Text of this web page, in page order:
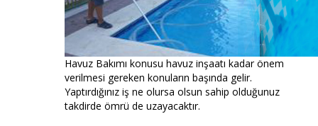
Havuz Bakımı konusu havuz inşaatı kadar önem
verilmesi gereken konuların başında gelir.
Yaptırdığınız iş ne olursa olsun sahip olduğunuz
takdirde ömrü de uzayacaktır.